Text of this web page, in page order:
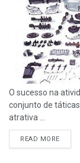
O sucesso na
conjunto de
atrativa ...
READ MORE